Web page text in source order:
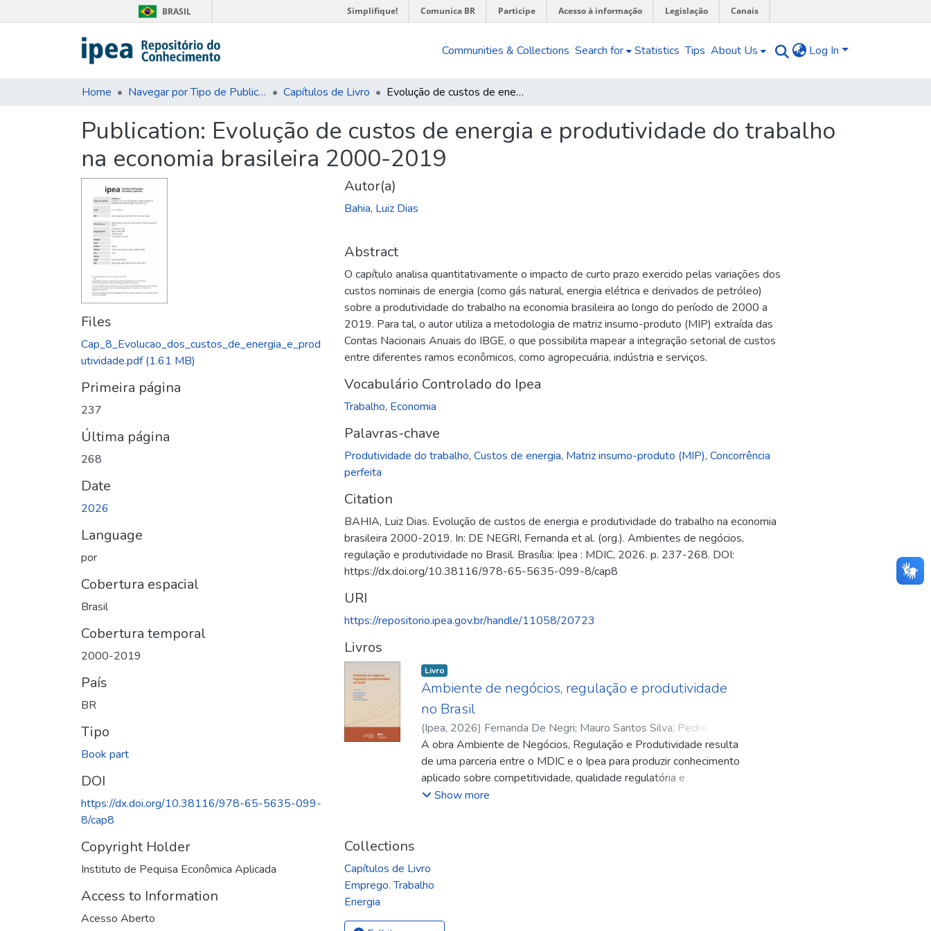
BRASIL Simplifique! Comunica BR Participe Acesso à informação Legislação Canais
Communities & Collections Search for Statistics Tips About Us Log In
Home Navegar por Tipo de Publicação Capítulos de Livro Evolução de custos de energia e produtividade do trabalho na economia brasileira 2000-2019
Publication: Evolução de custos de energia e produtividade do trabalho
na economia brasileira 2000-2019
Files
Cap_8_Evolucao_dos_custos_de_energia_e_prod
utividade.pdf(1.61 MB)
Primeira página
237
Última página
268
Date
2026
Language
por
Cobertura espacial
Brasil
Cobertura temporal
2000-2019
País
BR
Tipo
Book part
DOI
https://dx.doi.org/10.38116/978-65-5635-099-
8/cap8
Copyright Holder
Instituto de Pequisa Econômica Aplicada
Access to Information
Acesso Aberto
Autor(a)
Bahia, Luiz Dias
Abstract
O capítulo analisa quantitativamente o impacto de curto prazo exercido pelas variações dos
custos nominais de energia (como gás natural, energia elétrica e derivados de petróleo)
sobre a produtividade do trabalho na economia brasileira ao longo do período de 2000 a
2019. Para tal, o autor utiliza a metodologia de matriz insumo-produto (MIP) extraída das
Contas Nacionais Anuais do IBGE, o que possibilita mapear a integração setorial de custos
entre diferentes ramos econômicos, como agropecuária, indústria e serviços.
Vocabulário Controlado do Ipea
Trabalho, Economia
Palavras-chave
Produtividade do trabalho, Custos de energia, Matriz insumo-produto (MIP), Concorrência
perfeita
Citation
BAHIA, Luiz Dias. Evolução de custos de energia e produtividade do trabalho na economia
brasileira 2000-2019. In: DE NEGRI, Fernanda et al. (org.). Ambientes de negócios,
regulação e produtividade no Brasil. Brasília: Ipea : MDIC, 2026. p. 237-268. DOI:
https://dx.doi.org/10.38116/978-65-5635-099-8/cap8
URI
https://repositorio.ipea.gov.br/handle/11058/20723
Livros
Livro
Ambiente de negócios, regulação e produtividade
no Brasil
(Ipea, 2026) Fernanda De Negri; Mauro Santos Silva; Pedro
Miranda;Cavalcante, Luiz Ricardo;Fernanda De Negri;Mauro
Santos Silva;Pedro Miranda;Luiz Ricardo Cavalcante
A obra Ambiente de Negócios, Regulação e Produtividade resulta
de uma parceria entre o MDIC e o Ipea para produzir conhecimento
aplicado sobre competitividade, qualidade regulatória e
produtividade no Brasil. O livro reúne estudos que analisam como
Os capítulos abordam fatores que afetam a produtividade, como
campo regulatório, examinam temas como segurança jurídica,
Show more
Collections
Capítulos de Livro
Emprego. Trabalho
Energia